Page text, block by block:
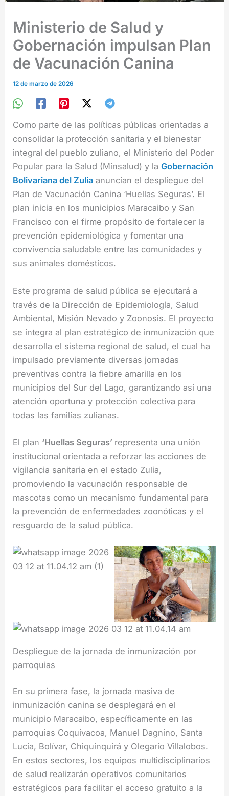
Ministerio de Salud y
Gobernación impulsan Plan
de Vacunación Canina
12 de marzo de 2026
Como parte de las políticas públicas orientadas a
consolidar la protección sanitaria y el bienestar
integral del pueblo zuliano, el Ministerio del Poder
Popular para la Salud (Minsalud) y laGobernación
Bolivariana del Zulia anuncian el despliegue del
Plan de Vacunación Canina ‘Huellas Seguras’. El
plan inicia en los municipios Maracaibo y San
Francisco con el firme propósito de fortalecer la
prevención epidemiológica y fomentar una
convivencia saludable entre las comunidades y
sus animales domésticos.
Este programa de salud pública se ejecutará a
través de la Dirección de Epidemiología, Salud
Ambiental, Misión Nevado y Zoonosis. El proyecto
se integra al plan estratégico de inmunización que
desarrolla el sistema regional de salud, el cual ha
impulsado previamente diversas jornadas
preventivas contra la fiebre amarilla en los
municipios del Sur del Lago, garantizando así una
atención oportuna y protección colectiva para
todas las familias zulianas.
El plan ‘Huellas Seguras’ representa una unión
institucional orientada a reforzar las acciones de
vigilancia sanitaria en el estado Zulia,
promoviendo la vacunación responsable de
mascotas como un mecanismo fundamental para
la prevención de enfermedades zoonóticas y el
resguardo de la salud pública.
Despliegue de la jornada de inmunización por
parroquias
En su primera fase, la jornada masiva de
inmunización canina se desplegará en el
municipio Maracaibo, específicamente en las
parroquias Coquivacoa, Manuel Dagnino, Santa
Lucía, Bolívar, Chiquinquirá y Olegario Villalobos.
En estos sectores, los equipos multidisciplinarios
de salud realizarán operativos comunitarios
estratégicos para facilitar el acceso gratuito a la